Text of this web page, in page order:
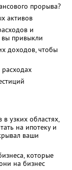
прорыва?
активов
и
вы привыкли
доходов, чтобы
в узких областях,
на ипотеку и
ваши
которые
на бизнес